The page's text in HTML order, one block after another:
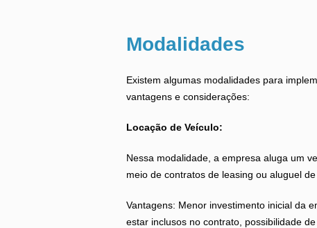
Modalidades
Existem algumas modalidades para
vantagens e considerações:
Locação de Veículo:
Nessa modalidade, a empresa aluga um
meio de contratos de leasing ou aluguel de
Vantagens: Menor investimento inicial da
estar inclusos no contrato, possibilidade